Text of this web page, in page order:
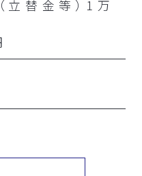
立替金等）1万